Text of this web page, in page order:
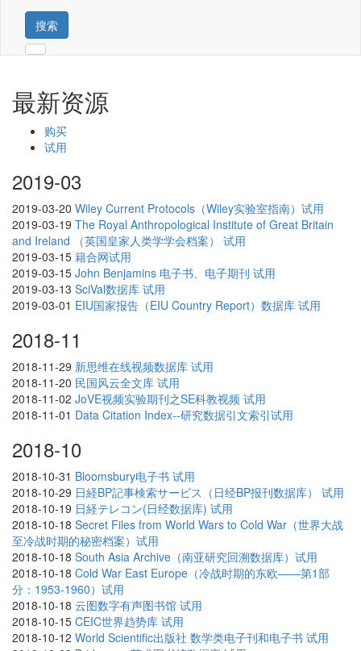
搜索
最新资源
购买
试用
2019-03
2019-03-20 Wiley Current Protocols（Wiley实验室指南）试用
2019-03-19 The Royal Anthropological Institute of Great Britain
and Ireland （英国皇家人类学学会档案） 试用
2019-03-15 籍合网试用
2019-03-15 John Benjamins 电子书、电子期刊 试用
2019-03-13 SciVal数据库 试用
2019-03-01 EIU国家报告（EIU Country Report）数据库 试用
2018-11
2018-11-29 新思维在线视频数据库 试用
2018-11-20 民国风云全文库 试用
2018-11-02 JoVE视频实验期刊之SE科教视频 试用
2018-11-01 Data Citation Index--研究数据引文索引试用
2018-10
2018-10-31 Bloomsbury电子书 试用
2018-10-29 日経BP記事検索サービス（日经BP报刊数据库） 试用
2018-10-19 日経テレコン(日经数据库) 试用
2018-10-18 Secret Files from World Wars to Cold War（世界大战
至冷战时期的秘密档案）试用
2018-10-18 South Asia Archive（南亚研究回溯数据库）试用
2018-10-18 Cold War East Europe（冷战时期的东欧——第1部
分：1953-1960）试用
2018-10-18 云图数字有声图书馆 试用
2018-10-15 CEIC世界趋势库 试用
2018-10-12 World Scientific出版社 数学类电子刊和电子书 试用